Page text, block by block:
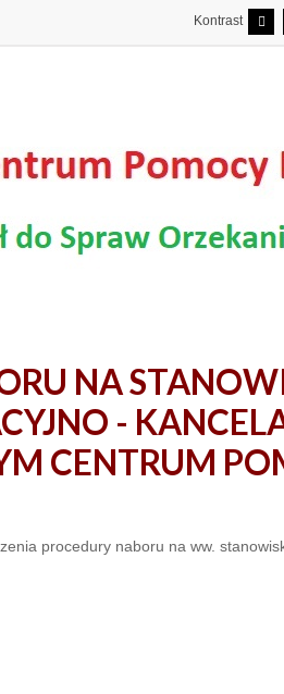
Kontrast
NA
-
CENTRUM
procedury naboru na ww.